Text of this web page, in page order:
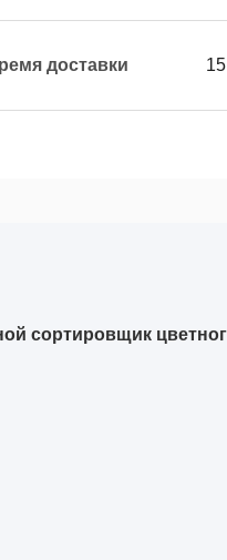
доставки
сортировщик